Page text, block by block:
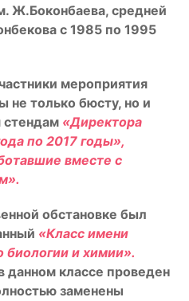
Ж.Боконбаева, средней
с 1985 по 1995
мероприятия
только бюсту, но и
«Директора
по 2017 годы»,
вместе с
обстановке был
«Класс имени
и химии».
данном классе проведен
заменены